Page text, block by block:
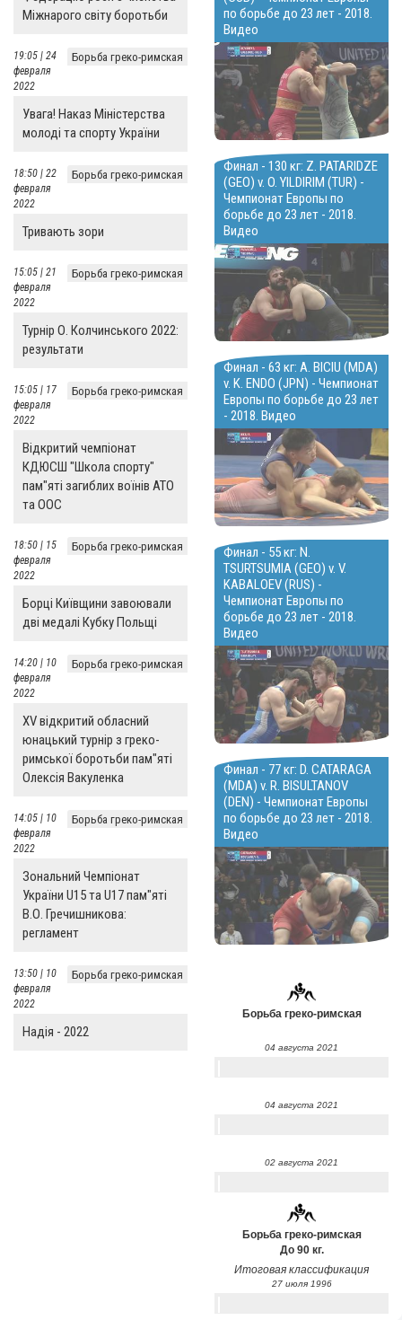
Міжнарого світу боротьби
Борьба греко-римская
19:05 | 24
февраля
2022
Увага! Наказ Міністерства
молоді та спорту України
Борьба греко-римская
18:50 | 22
февраля
2022
Тривають зори
Борьба греко-римская
15:05 | 21
февраля
2022
Турнір О. Колчинського 2022:
результати
Борьба греко-римская
15:05 | 17
февраля
2022
Відкритий чемпіонат
КДЮСШ "Школа спорту"
пам"яті загиблих воїнів АТО
та ООС
Борьба греко-римская
18:50 | 15
февраля
2022
Борці Київщини завоювали
дві медалі Кубку Польщі
Борьба греко-римская
14:20 | 10
февраля
2022
ХV відкритий обласний
юнацький турнір з греко-
римської боротьби пам"яті
Олексія Вакуленка
Борьба греко-римская
14:05 | 10
февраля
2022
Зональний Чемпіонат
України U15 та U17 пам"яті
В.О. Гречишникова:
регламент
Борьба греко-римская
13:50 | 10
февраля
2022
Надія - 2022
по борьбе до 23 лет - 2018.
Видео
Финал - 130 кг: Z. PATARIDZE
(GEO) v. O. YILDIRIM (TUR) -
Чемпионат Европы по
борьбе до 23 лет - 2018.
Видео
Финал - 63 кг: A. BICIU (MDA)
v. K. ENDO (JPN) - Чемпионат
Европы по борьбе до 23 лет
- 2018. Видео
Финал - 55 кг: N.
TSURTSUMIA (GEO) v. V.
KABALOEV (RUS) -
Чемпионат Европы по
борьбе до 23 лет - 2018.
Видео
Финал - 77 кг: D. CATARAGA
(MDA) v. R. BISULTANOV
(DEN) - Чемпионат Европы
по борьбе до 23 лет - 2018.
Видео
Борьба греко-римская
04 августа 2021
04 августа 2021
02 августа 2021
Борьба греко-римская
До 90 кг.
Итоговая классификация
27 июля 1996